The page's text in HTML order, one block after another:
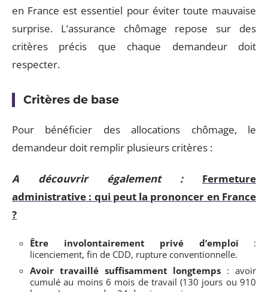
en France est essentiel pour éviter toute mauvaise
surprise. L’assurance chômage repose sur des
critères précis que chaque demandeur doit
respecter.
Critères de base
Pour bénéficier des allocations chômage, le
demandeur doit remplir plusieurs critères :
A découvrir également :
Fermeture
administrative : qui peut la prononcer en France
?
Être involontairement privé d’emploi :
licenciement, fin de CDD, rupture conventionnelle.
Avoir travaillé suffisamment longtemps : avoir
cumulé au moins 6 mois de travail (130 jours ou 910